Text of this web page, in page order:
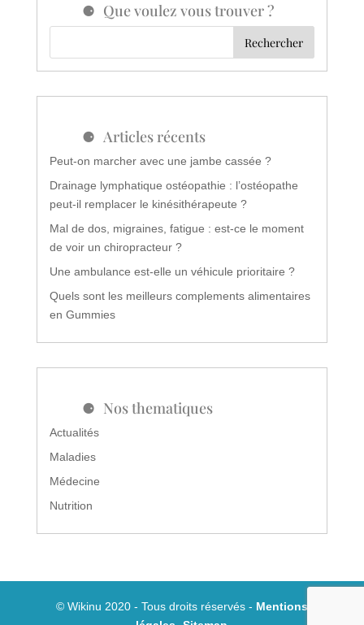
Que voulez vous trouver ?
Articles récents
Peut-on marcher avec une jambe cassée ?
Drainage lymphatique ostéopathie : l’ostéopathe
peut-il remplacer le kinésithérapeute ?
Mal de dos, migraines, fatigue : est-ce le moment
de voir un chiropracteur ?
Une ambulance est-elle un véhicule prioritaire ?
Quels sont les meilleurs complements alimentaires
en Gummies
Nos thematiques
Actualités
Maladies
Médecine
Nutrition
© Wikinu 2020 - Tous droits réservés - Mentions